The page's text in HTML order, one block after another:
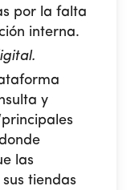
por la falta
interna.
y
las
tiendas